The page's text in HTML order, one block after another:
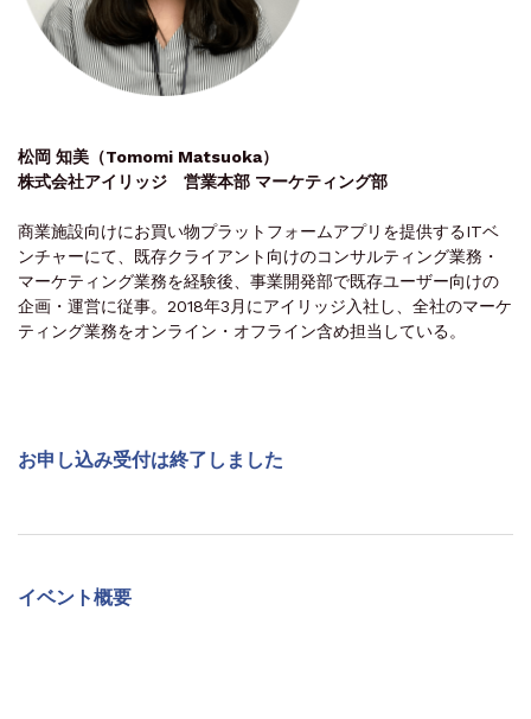
松岡 知美（Tomomi Matsuoka）
株式会社アイリッジ 営業本部 マーケティング部
商業施設向けにお買い物プラットフォームアプリを提供するITベ
ンチャーにて、既存クライアント向けのコンサルティング業務・
マーケティング業務を経験後、事業開発部で既存ユーザー向けの
企画・運営に従事。2018年3月にアイリッジ入社し、全社のマーケ
ティング業務をオンライン・オフライン含め担当している。
お申し込み受付は終了しました
イベント概要